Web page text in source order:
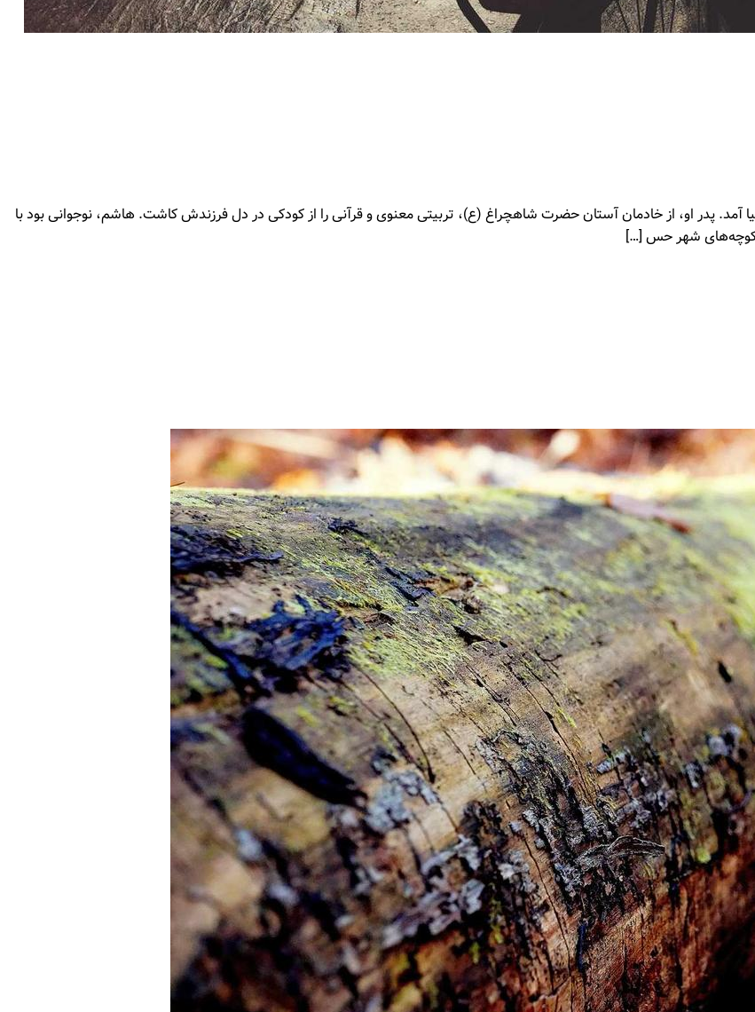
مذهبی به دنیا آمد. پدر او، از خادمان آستان حضرت شاهچراغ (ع)، تربیتی معنوی و قرآنی را از کودکی در دل فرزندش کاشت. هاشم، نوجوانی بود با
شهر حس […]